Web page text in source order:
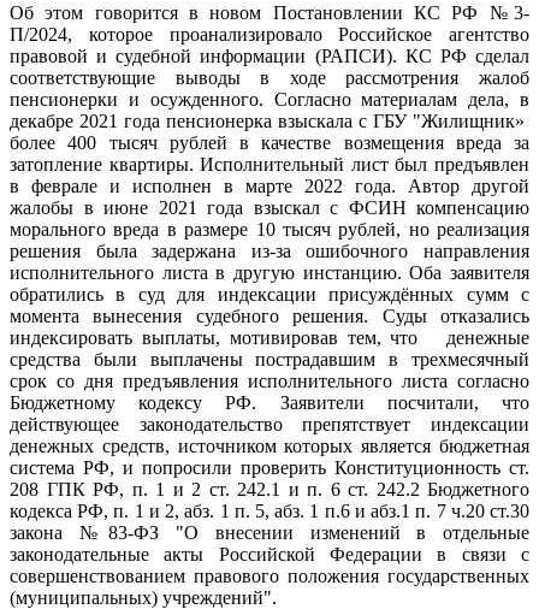
Об этом говорится в новом Постановлении КС РФ №3-
П/2024, которое проанализировало Российское агентство
правовой и судебной информации (РАПСИ). КС РФ сделал
соответствующие выводы в ходе рассмотрения жалоб
пенсионерки и осужденного. Согласно материалам дела, в
декабре 2021 года пенсионерка взыскала с ГБУ "Жилищник»
более 400 тысяч рублей в качестве возмещения вреда за
затопление квартиры. Исполнительный лист был предъявлен
в феврале и исполнен в марте 2022 года. Автор другой
жалобы в июне 2021 года взыскал с ФСИН компенсацию
морального вреда в размере 10 тысяч рублей, но реализация
решения была задержана из-за ошибочного направления
исполнительного листа в другую инстанцию. Оба заявителя
обратились в суд для индексации присуждённых сумм с
момента вынесения судебного решения. Суды отказались
индексировать выплаты, мотивировав тем, что денежные
средства были выплачены пострадавшим в трехмесячный
срок со дня предъявления исполнительного листа согласно
Бюджетному кодексу РФ. Заявители посчитали, что
действующее законодательство препятствует индексации
денежных средств, источником которых является бюджетная
система РФ, и попросили проверить Конституционность ст.
208 ГПК РФ, п. 1 и 2 ст. 242.1 и п. 6 ст. 242.2 Бюджетного
кодекса РФ, п. 1 и 2, абз. 1 п. 5, абз. 1 п.6 и абз.1 п. 7 ч.20 ст.30
закона №83-ФЗ "О внесении изменений в отдельные
законодательные акты Российской Федерации в связи с
совершенствованием правового положения государственных
(муниципальных) учреждений".